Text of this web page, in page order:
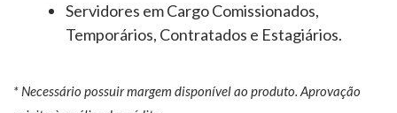
Servidores em Cargo Comissionados,
Temporários, Contratados e Estagiários.
* Necessário possuir margem disponível ao produto. Aprovação